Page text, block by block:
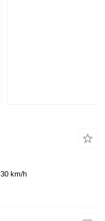
30 km/h